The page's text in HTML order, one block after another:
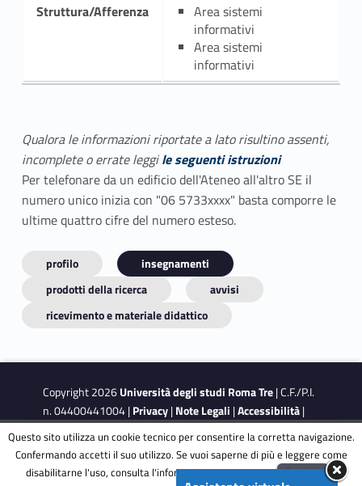
Struttura/Afferenza
Area sistemi
informativi
Area sistemi
informativi
Qualora le informazioni riportate a lato risultino assenti,
incomplete o errate leggile seguenti istruzioni
Per telefonare da un edificio dell'Ateneo all'altro SE il
numero unico inizia con "06 5733xxxx" basta comporre le
ultime quattro cifre del numero esteso.
profilo
insegnamenti
prodotti della ricerca
avvisi
ricevimento e materiale didattico
Copyright 2026Università degli studi Roma Tre| C.F./P.I.
n. 04400441004 |Privacy|Note Legali |Accessibilità|
Obiettivi di accessibilità
| Dichiarazione di accessibilità
This site is protected by reCAPTCHA and the GooglePrivacy
Questo sito utilizza un cookie tecnico per consentire la corretta navigazione.
Confermando accetti il suo utilizzo. Se vuoi saperne di più e leggere come
disabilitarne l'uso, consulta l'informativa estesa.ENG
Accetta